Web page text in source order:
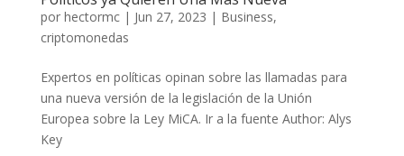
por hectormc| Jun 27, 2023 | Business,
criptomonedas
Expertos en políticas opinan sobre las llamadas para
una nueva versión de la legislación de la Unión
Europea sobre la Ley MiCA. Ir a la fuente Author: Alys
Key